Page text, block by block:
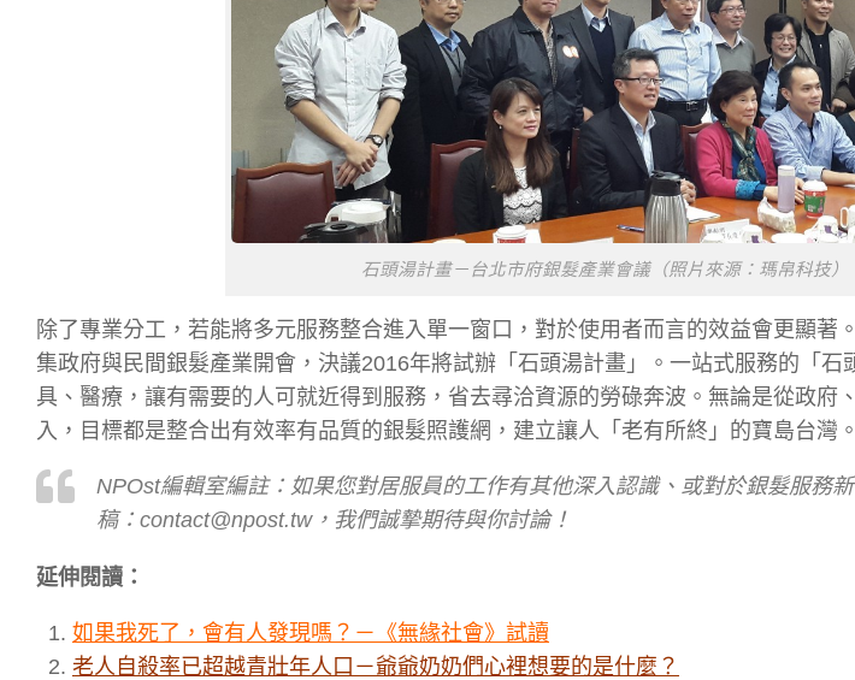
石頭湯計畫－台北市府銀髮產業會議（照片來源：瑪帛科技）
除了專業分工，若能將多元服務整合進入單一窗口，對於使用者而言的效益會更顯著
集政府與民間銀髮產業開會，決議2016年將試辦「石頭湯計畫」。一站式服務的「石
具、醫療，讓有需要的人可就近得到服務，省去尋洽資源的勞碌奔波。無論是從政府
入，目標都是整合出有效率有品質的銀髮照護網，建立讓人「老有所終」的寶島台灣。
NPOst編輯室編註：如果您對居服員的工作有其他深入認識、或對於銀髮服務
稿：contact@npost.tw，我們誠摯期待與你討論！
延伸閱讀：
如果我死了，會有人發現嗎？－《無緣社會》試讀
老人自殺率已超越青壯年人口－爺爺奶奶們心裡想要的是什麼？